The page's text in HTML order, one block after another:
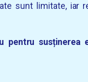
sunt limitate, iar
susținerea